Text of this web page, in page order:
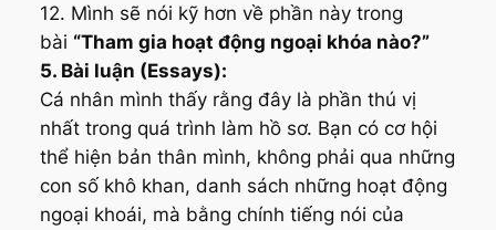
12. Mình sẽ nói kỹ hơn về phần này trong
bài “Tham gia hoạt động ngoại khóa nào?”
5. Bài luận (Essays):
Cá nhân mình thấy rằng đây là phần thú vị
nhất trong quá trình làm hồ sơ. Bạn có cơ hội
thể hiện bản thân mình, không phải qua những
con số khô khan, danh sách những hoạt động
ngoại khoái, mà bằng chính tiếng nói của